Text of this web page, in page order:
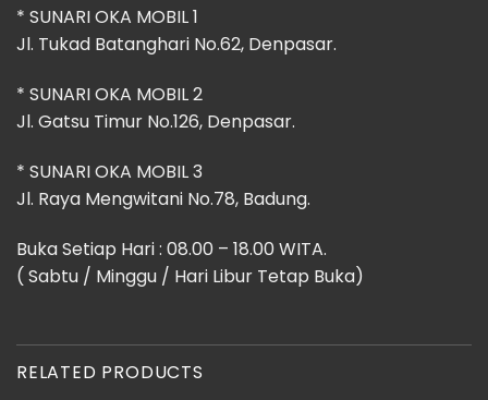
* SUNARI OKA MOBIL 1
Jl. Tukad Batanghari No.62, Denpasar.
* SUNARI OKA MOBIL 2
Jl. Gatsu Timur No.126, Denpasar.
* SUNARI OKA MOBIL 3
Jl. Raya Mengwitani No.78, Badung.
Buka Setiap Hari : 08.00 – 18.00 WITA.
( Sabtu / Minggu / Hari Libur Tetap Buka)
RELATED PRODUCTS